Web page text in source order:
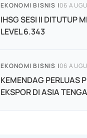
EKONOMI BISNIS |06
IHSG SESI II DITUTUP
LEVEL 6.343
EKONOMI BISNIS |06
KEMENDAG PERLUAS
EKSPOR DI ASIA